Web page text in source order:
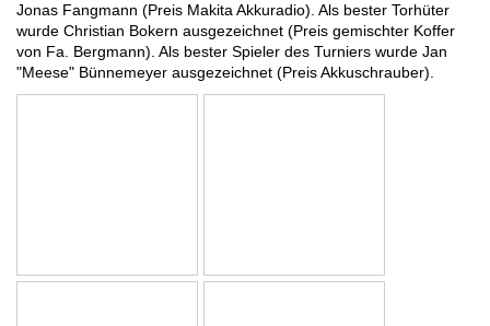
Jonas Fangmann (Preis Makita Akkuradio). Als bester Torhüter
wurde Christian Bokern ausgezeichnet (Preis gemischter Koffer
von Fa. Bergmann). Als bester Spieler des Turniers wurde Jan
"Meese" Bünnemeyer ausgezeichnet (Preis Akkuschrauber).